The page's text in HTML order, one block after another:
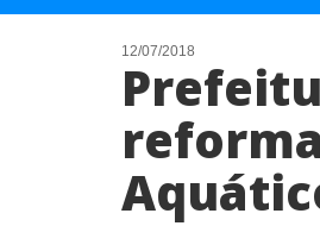
12/07/2018